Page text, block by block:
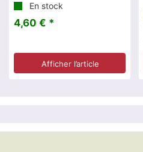
En stock
4,60 € *
Afficher l’article